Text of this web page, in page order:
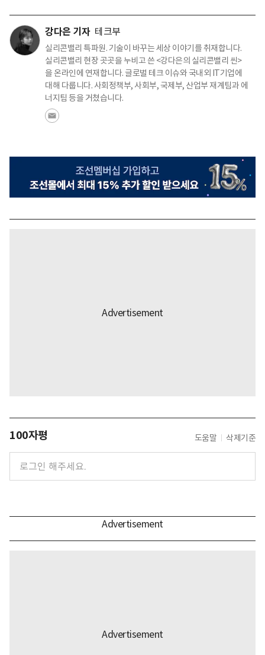
강다은 기자 테크부
실리콘밸리 특파원. 기술이 바꾸는 세상 이야기를 취재합니다.
실리콘밸리 현장 곳곳을 누비고 쓴 <강다은의 실리콘밸리 씬>
을 온라인에 연재합니다. 글로벌 테크 이슈와 국내외 IT기업에
대해 다룹니다. 사회정책부, 사회부, 국제부, 산업부 재계팀과 에
너지팀 등을 거쳤습니다.
100자평 도움말 삭제기준